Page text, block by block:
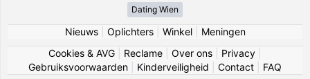
Dating Wien
Nieuws| Oplichters| Winkel| Meningen
Cookies & AVG
Reclame Over ons Privacy
Gebruiksvoorwaarden
Kinderveiligheid Contact FAQ